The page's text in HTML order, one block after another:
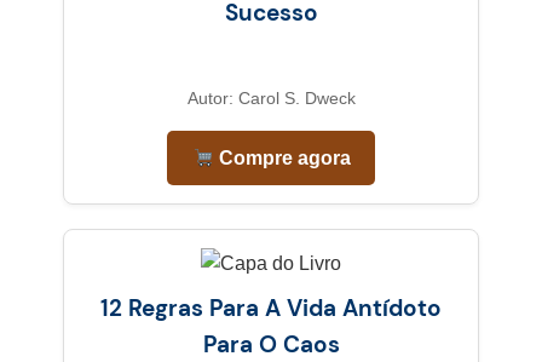
Sucesso
Autor: Carol S. Dweck
Compre agora
12 Regras Para A Vida Antídoto
Para O Caos